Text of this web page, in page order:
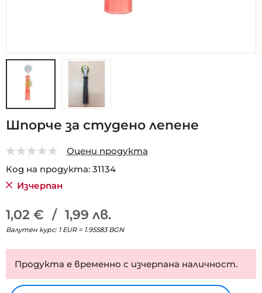
към
на
галерия
със
снимки
Шпорче за студено лепене
Оцени продукта
Код на продукта 31134
Изчерпан
1,02 € / 1,99 лв.
Валутен курс: 1 EUR = 1.95583 BGN
Продукта е временно с изчерпана наличност.